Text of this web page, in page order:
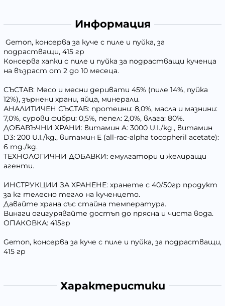
Информация
Gemon, консерва за куче с пиле и пуйка, за
подрастващи, 415 гр
Консерва хапки с пиле и пуйка за подрастващи кученца
на възраст от 2 до 10 месеца.
СЪСТАВ: Месо и месни деривати 45% (пиле 14%, пуйка
12%), зърнени храни, яйца, минерали.
АНАЛИТИЧЕН СЪСТАВ: протеини: 8,0%, масла и мазнини:
7,0%, сурови фибри: 0,5%, пепел: 2,0%, влага: 80%.
ДОБАВЪЧНИ ХРАНИ: витамин A: 3000 U.I./kg., витамин
D3: 200 U.I./kg., витамин E (all-rac-alpha tocopheril acetate):
6 mg./kg.
ТЕХНОЛОГИЧНИ ДОБАВКИ: емулгатори и желиращи
агенти.
ИНСТРУКЦИИ ЗА ХРАНЕНЕ: хранете с 40/50гр продукт
за кг телесно тегло на кученцето.
Давайте храна със стайна температура.
Винаги огигурявайте достъп до прясна и чиста вода.
ОПАКОВКА: 415гр
Gemon, консерва за куче с пиле и пуйка, за подрастващи,
415 гр
Характеристики